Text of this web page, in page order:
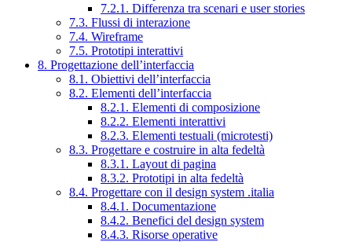
7.2.1. Differenza tra scenari e user stories
7.3. Flussi di interazione
7.4. Wireframe
7.5. Prototipi interattivi
8. Progettazione dell’interfaccia
8.1. Obiettivi dell’interfaccia
8.2. Elementi dell’interfaccia
8.2.1. Elementi di composizione
8.2.2. Elementi interattivi
8.2.3. Elementi testuali (microtesti)
8.3. Progettare e costruire in alta fedeltà
8.3.1. Layout di pagina
8.3.2. Prototipi in alta fedeltà
8.4. Progettare con il design system .italia
8.4.1. Documentazione
8.4.2. Benefici del design system
8.4.3. Risorse operative